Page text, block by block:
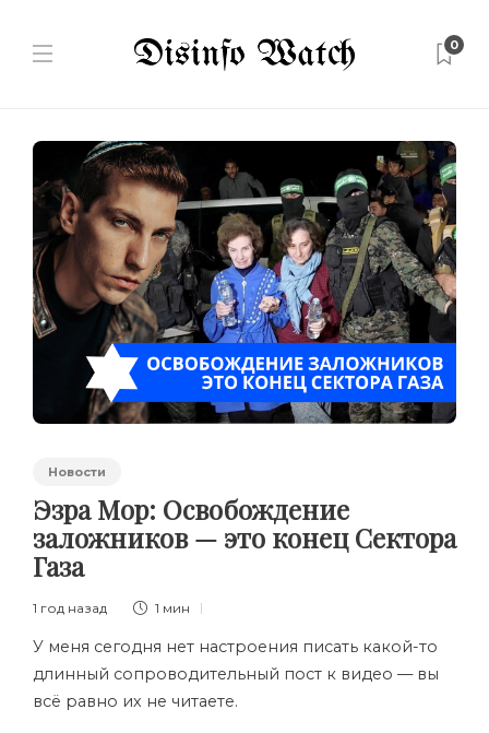
0
Новости
Эзра Мор: Освобождение
заложников — это конец Сектора
Газа
1 год назад 1 мин
У меня сегодня нет настроения писать какой-то
длинный сопроводительный пост к видео — вы
всё равно их не читаете.